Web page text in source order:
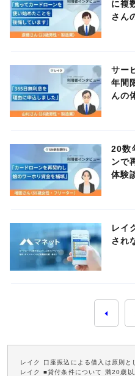
に複
さん
サー
年間
んの
20数
ンで
体験
レイ
され
レイク 口座振込による借入は原則と
レイク ■貸付条件について 満20歳